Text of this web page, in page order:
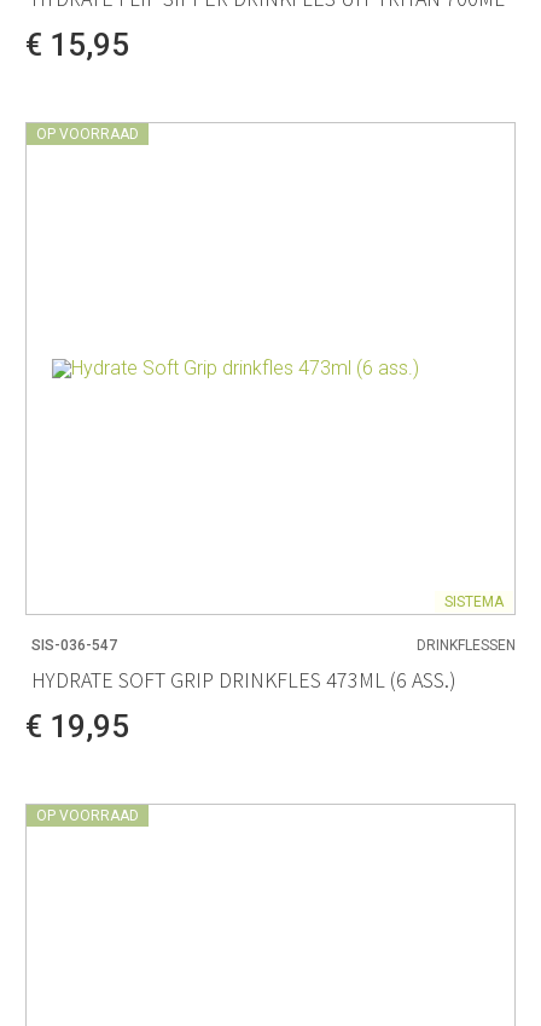
€ 15,95
OP VOORRAAD
SISTEMA
SIS-036-547 DRINKFLESSEN
HYDRATE SOFT GRIP DRINKFLES 473ML (6 ASS.)
€ 19,95
OP VOORRAAD